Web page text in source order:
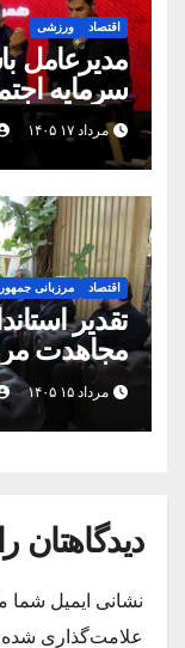
اقتصاد ورزشی
مدیرعامل
سرمایه
مشترک
مرداد ۱۷ ۱۴۰۵
اقتصاد مرزبانی
تقدیر
مجاهدت
مرداد ۱۵ ۱۴۰۵
دیدگاهتان
نشانی ایمیل شما
علامت‌گذاری